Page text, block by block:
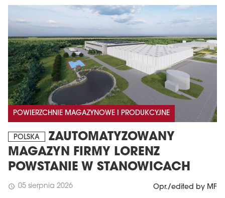
POWIERZCHNIE MAGAZYNOWE I PRODUKCYJNE
POLSKA
ZAUTOMATYZOWANY
MAGAZYN FIRMY LORENZ
POWSTANIE W STANOWICACH
schedule 05 sierpnia 2026 Opr./edited by MF